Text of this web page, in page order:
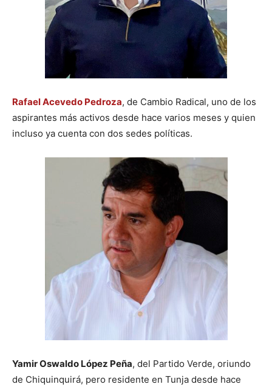
Rafael Acevedo Pedroza, de Cambio Radical, uno de los
aspirantes más activos desde hace varios meses y quien
incluso ya cuenta con dos sedes políticas.
Yamir Oswaldo López Peña, del Partido Verde, oriundo
de Chiquinquirá, pero residente en Tunja desde hace